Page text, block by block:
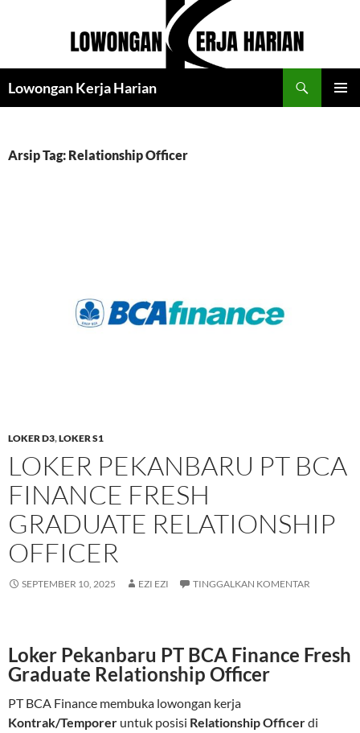
Lowongan Kerja Harian
Arsip Tag: Relationship Officer
LOKER D3,LOKER S1
LOKER PEKANBARU PT BCA
FINANCE FRESH
GRADUATE RELATIONSHIP
OFFICER
SEPTEMBER 10, 2025 EZI EZI TINGGALKAN KOMENTAR
Loker Pekanbaru PT BCA Finance Fresh
Graduate Relationship Officer
PT BCA Finance membuka lowongan kerja
Kontrak/Temporer untuk posisi Relationship Officerdi